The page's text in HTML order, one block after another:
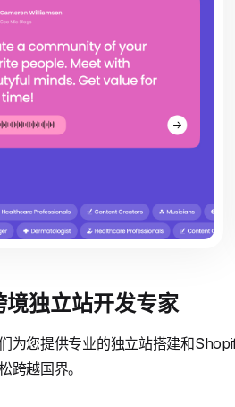
独立站开发专家
为您提供专业的独立站搭建和
跨越国界。